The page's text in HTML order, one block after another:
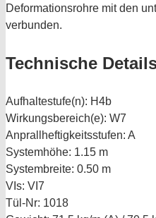
Deformationsrohre mit den
verbunden.
Technische
Aufhaltestufe(n): H4b
Wirkungsbereich(e): W7
Anprallheftigkeitsstufen: A
Systemhöhe: 1.15 m
Systembreite: 0.50 m
VIs: VI7
Tül-Nr: 1018